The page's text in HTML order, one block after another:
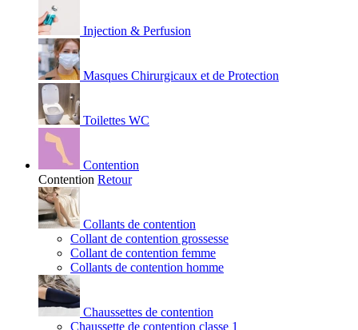
Injection & Perfusion
Masques Chirurgicaux et de Protection
Toilettes WC
Contention
Contention Retour
Collants de contention
Collant de contention grossesse
Collant de contention femme
Collants de contention homme
Chaussettes de contention
Chaussette de contention classe 1